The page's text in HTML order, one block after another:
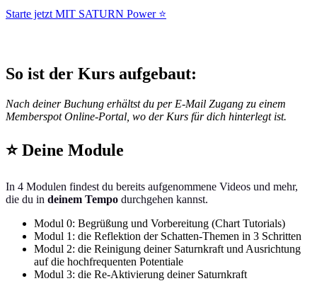
Starte jetzt MIT SATURN Power ⭐
So ist der Kurs aufgebaut:
Nach deiner Buchung erhältst du per E-Mail Zugang zu einem
Memberspot Online-Portal, wo der Kurs für dich hinterlegt ist.
⭐ Deine Module
In 4 Modulen findest du bereits aufgenommene Videos und mehr,
die du in deinem Tempo durchgehen kannst.
Modul 0: Begrüßung und Vorbereitung (Chart Tutorials)
Modul 1: die Reflektion der Schatten-Themen in 3 Schritten
Modul 2: die Reinigung deiner Saturnkraft und Ausrichtung
auf die hochfrequenten Potentiale
Modul 3: die Re-Aktivierung deiner Saturnkraft